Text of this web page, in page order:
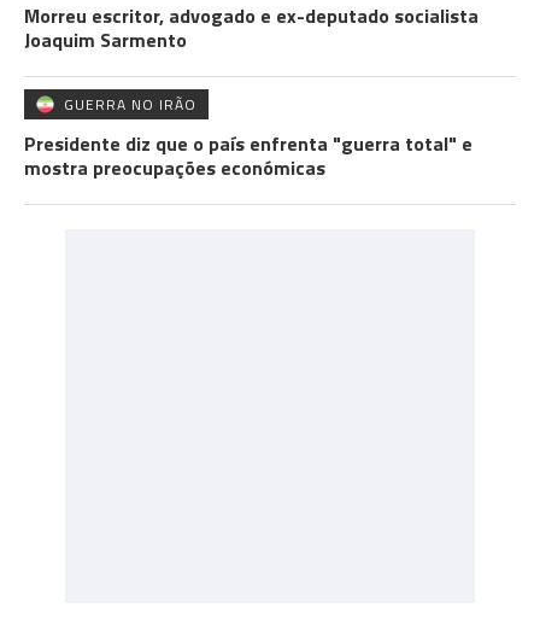
Morreu escritor, advogado e ex-deputado socialista
Joaquim Sarmento
GUERRA NO IRÃO
Presidente diz que o país enfrenta "guerra total" e
mostra preocupações económicas